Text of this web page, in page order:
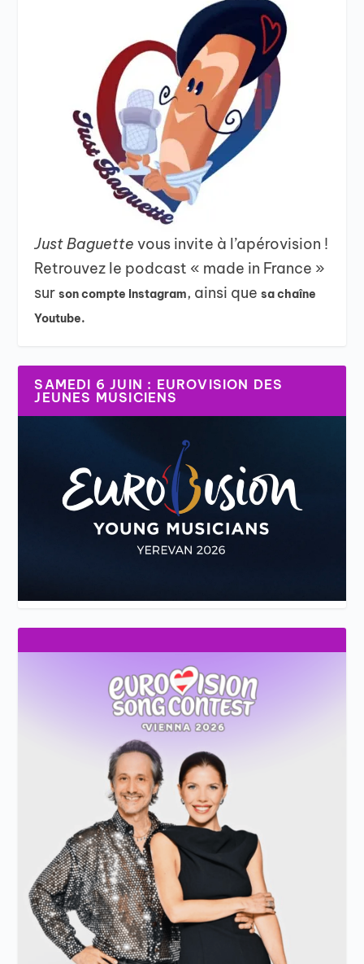
Just Baguettevous invite à l’apérovision !
Retrouvez le podcast « made in France »
surson compte Instagram, ainsi quesa chaîne
Youtube.
SAMEDI 6 JUIN : EUROVISION DES
JEUNES MUSICIENS